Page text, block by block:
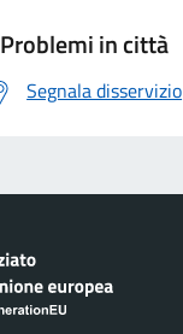
Problemi in città
Segnala disservizio